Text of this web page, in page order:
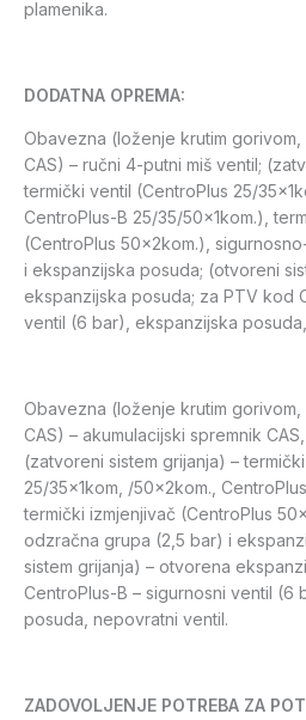
plamenika.
DODATNA OPREMA:
Obavezna (loženje krutim
CAS) – ručni 4-putni miš ventil;
termički ventil (CentroPlus 25/
CentroPlus-B 25/35/50x1kom.),
(CentroPlus 50x2kom.),
i ekspanzijska posuda; (otvoreni
ekspanzijska posuda; za PTV kod
ventil (6 bar), ekspanzijska
Obavezna (loženje krutim gorivom,
CAS) – akumulacijski spremnik
(zatvoreni sistem grijanja) –
25/35x1kom, /50x2kom.,
termički izmjenjivač (CentroPlus
odzračna grupa (2,5 bar) i
sistem grijanja) – otvorena
CentroPlus-B – sigurnosni ventil (6
posuda, nepovratni ventil.
ZADOVOLJENJE POTREBA ZA